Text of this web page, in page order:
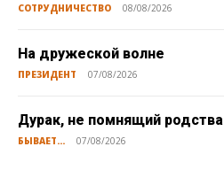
СОТРУДНИЧЕСТВО 08/08/2026
На дружеской волне
ПРЕЗИДЕНТ 07/08/2026
Дурак, не помнящий родства
БЫВАЕТ... 07/08/2026